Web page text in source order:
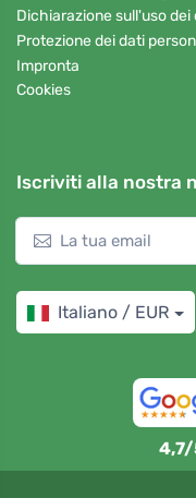
Dichiarazione sull'uso dei
Protezione dei dati
Impronta
Cookies
Iscriviti alla nostra
Italiano / EUR